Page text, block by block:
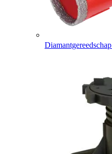
Diamantgereedschap